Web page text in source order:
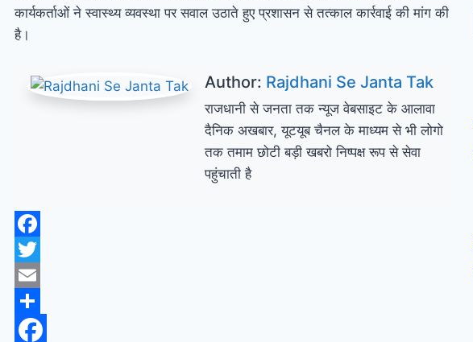
कार्यकर्ताओं ने स्वास्थ्य व्यवस्था पर सवाल उठाते हुए प्रशासन से तत्काल कार्रवाई की मांग की
है।
Author: Rajdhani Se Janta Tak
राजधानी से जनता तक न्यूज वेबसाइट के आलावा
दैनिक अखबार, यूटयूब चैनल के माध्यम से भी लोगो
तक तमाम छोटी बड़ी खबरो निष्पक्ष रूप से सेवा
पहुंचाती है
Facebook
Twitter
Email
Share